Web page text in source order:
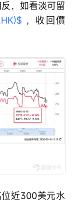
，如看淡可留
，收回價
近300美元水